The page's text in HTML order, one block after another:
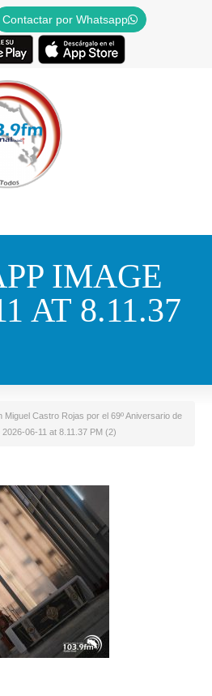
Contactar por Whatsapp
IMAGE
AT 8.11.37
Miguel Castro Rojas por el 69º Aniversario de
06-11 at 8.11.37 PM (2)